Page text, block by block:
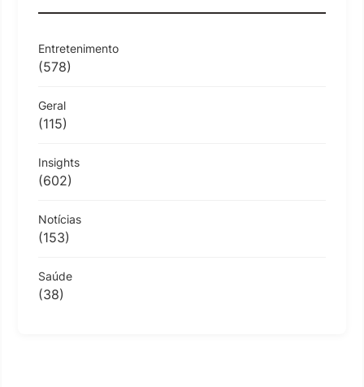
Entretenimento
(578)
Geral
(115)
Insights
(602)
Notícias
(153)
Saúde
(38)